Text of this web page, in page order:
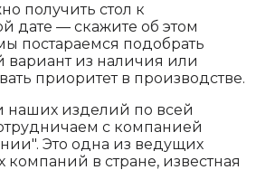
получить стол к
дате — скажите об этом
постараемся подобрать
вариант из наличия или
приоритет в производстве.
наших изделий по всей
с компанией
Это одна из ведущих
компаний в стране, известная